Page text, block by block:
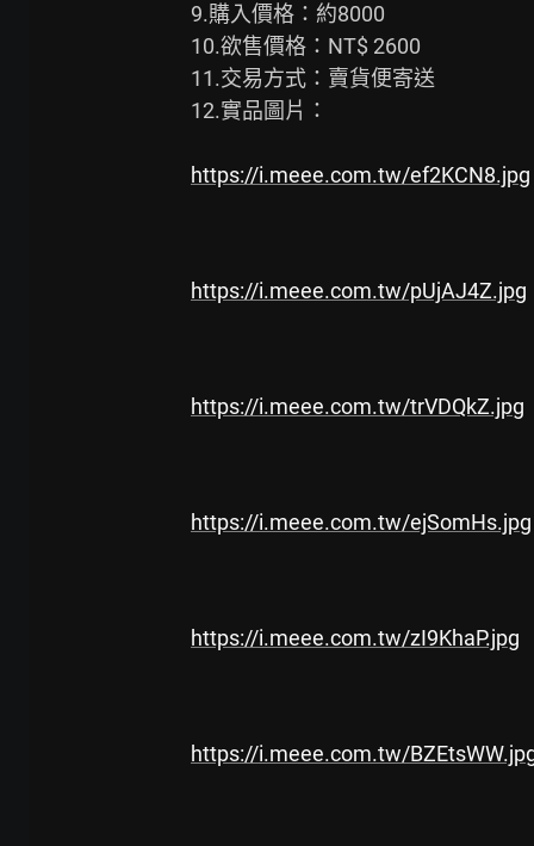
9.購入價格：約8000
10.欲售價格：NT$ 2600
11.交易方式：賣貨便寄送
12.實品圖片：
https://i.meee.com.tw/ef2KCN8.jpg
https://i.meee.com.tw/pUjAJ4Z.jpg
https://i.meee.com.tw/trVDQkZ.jpg
https://i.meee.com.tw/ejSomHs.jpg
https://i.meee.com.tw/zI9KhaP.jpg
https://i.meee.com.tw/